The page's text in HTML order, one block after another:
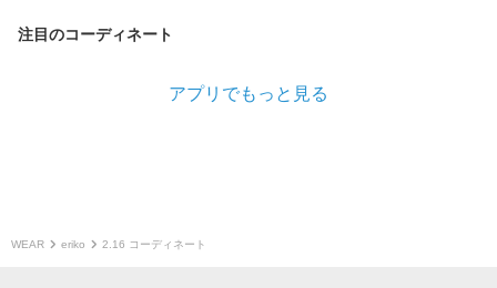
注目のコーディネート
アプリでもっと見る
WEAR eriko 2.16 コーディネート